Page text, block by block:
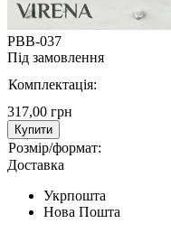
РВВ-037
Під замовлення
Комплектація:
317,00 грн
Купити
Розмір/формат:
Доставка
Укрпошта
Нова Пошта